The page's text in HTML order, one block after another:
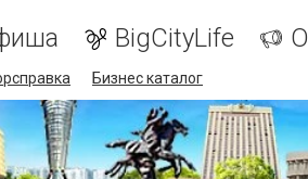
BigCityLife
Бизнес каталог